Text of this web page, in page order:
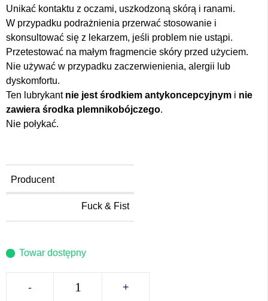
Unikać kontaktu z oczami, uszkodzoną skórą i ranami.
W przypadku podrażnienia przerwać stosowanie i
skonsultować się z lekarzem, jeśli problem nie ustąpi.
Przetestować na małym fragmencie skóry przed użyciem.
Nie używać w przypadku zaczerwienienia, alergii lub
dyskomfortu.
Ten lubrykant nie jest środkiem antykoncepcyjnym i nie
zawiera środka plemnikobójczego.
Nie połykać.
Producent
Fuck & Fist
Towar dostępny
- +